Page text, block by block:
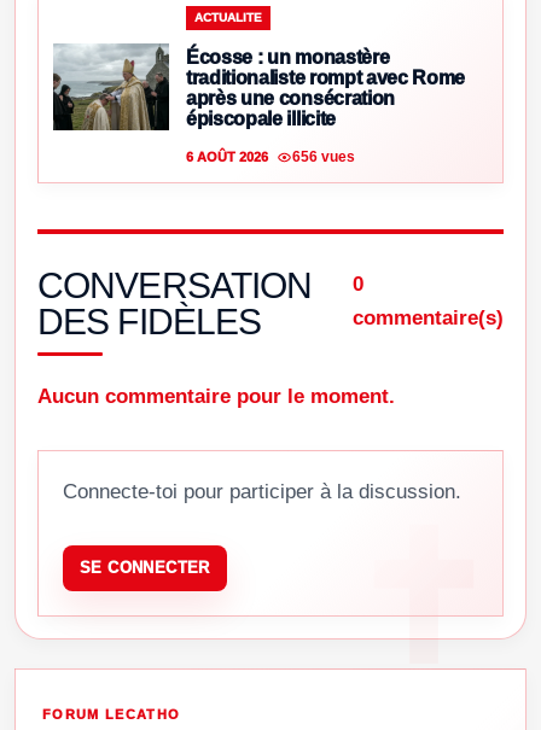
ACTUALITE
Écosse : un monastère
traditionaliste rompt avec Rome
après une consécration
épiscopale illicite
6 AOÛT 2026 656 vues
CONVERSATION
DES FIDÈLES
0
commentaire(s)
Aucun commentaire pour le moment.
Connecte-toi pour participer à la discussion.
SE CONNECTER
FORUM LECATHO